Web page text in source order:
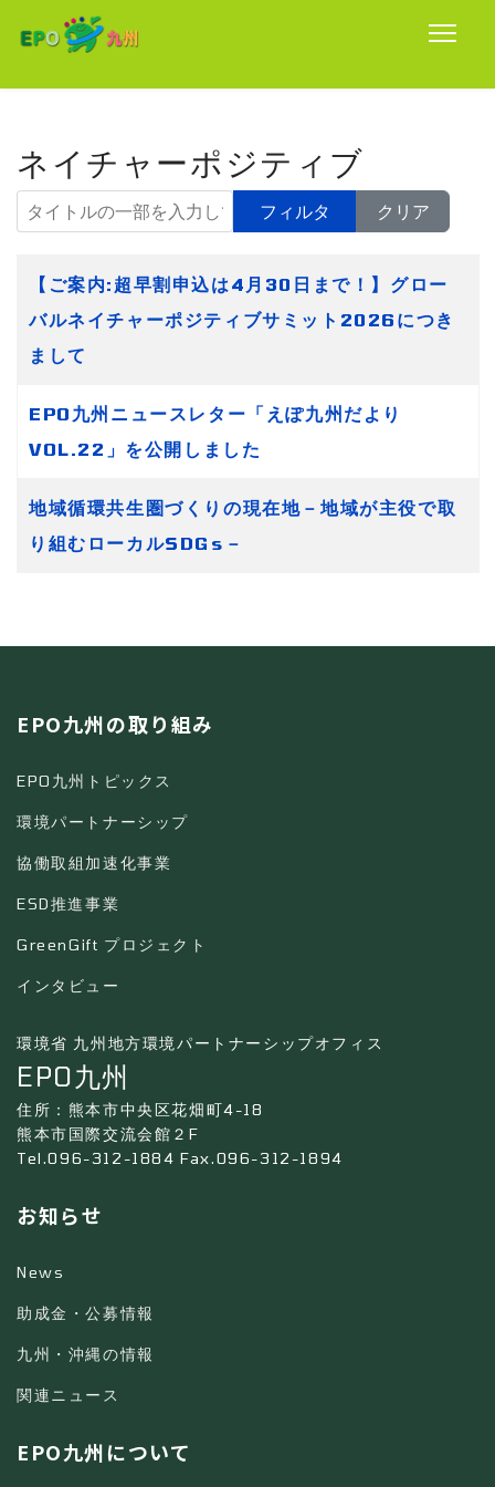
ネイチャーポジティブ
タイトルの一部を入力してください
フィルタ クリア
タイトル
【ご案内:超早割申込は4月30日まで！】グロー
バルネイチャーポジティブサミット2026につき
まして
EPO九州ニュースレター「えぽ九州だより
VOL.22」を公開しました
地域循環共生圏づくりの現在地－地域が主役で取
り組むローカルSDGs－
EPO九州の取り組み
EPO九州トピックス
環境パートナーシップ
協働取組加速化事業
ESD推進事業
GreenGift プロジェクト
インタビュー
環境省 九州地方環境パートナーシップオフィス
EPO九州
住所：熊本市中央区花畑町4-18
熊本市国際交流会館２F
Tel.096-312-1884 Fax.096-312-1894
お知らせ
News
助成金・公募情報
九州・沖縄の情報
関連ニュース
EPO九州について